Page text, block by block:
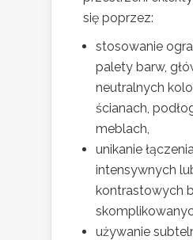
się poprzez:
stosowanie
palety barw,
neutralnych
ścianach,
meblach,
unikanie
intensywnych
kontrastowych
używanie